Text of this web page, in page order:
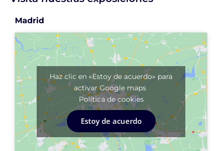
Madrid
Haz clic en «Estoy de acuerdo» para
activar Google maps
Política de cookies
Estoy de acuerdo